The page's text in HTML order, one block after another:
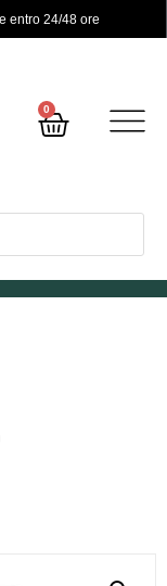
entro 24/48 ore
0